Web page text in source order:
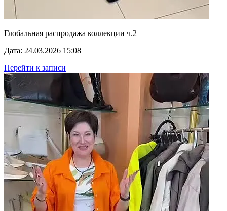
Глобальная распродажа коллекции ч.2
Дата: 24.03.2026 15:08
Перейти к записи